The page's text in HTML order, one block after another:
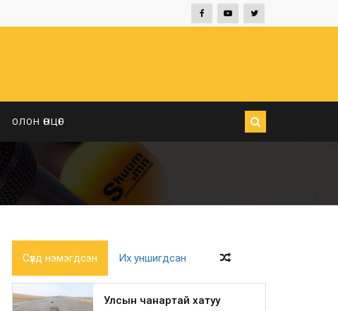
ОЛОН ӨНЦӨГ
Сүүлд нэмэгдсэн Их уншигдсан
Улсын чанартай хатуу